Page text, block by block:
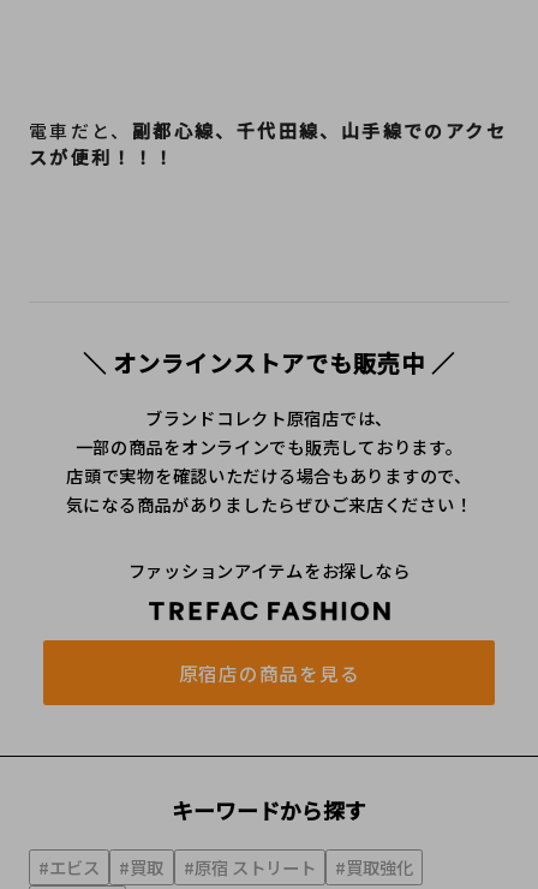
電車だと、 副都心線、千代田線、山手線でのアクセ
スが便利！！！
＼ オンラインストアでも販売中 ／
ブランドコレクト原宿店では、
一部の商品をオンラインでも販売しております。
店頭で実物を確認いただける場合もありますので、
気になる商品がありましたらぜひご来店ください！
ファッションアイテムをお探しなら
原宿店の商品を見る
キーワードから探す
#エビス #買取 #原宿 ストリート
#買取強化